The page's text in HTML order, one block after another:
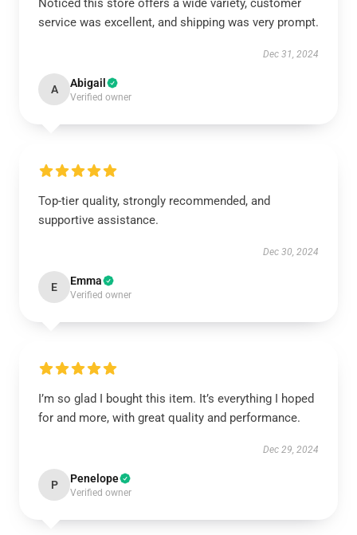
Noticed this store offers a wide variety, customer
service was excellent, and shipping was very prompt.
Dec 31, 2024
A Abigail
Verified owner
Top-tier quality, strongly recommended, and
supportive assistance.
Dec 30, 2024
E Emma
Verified owner
I’m so glad I bought this item. It’s everything I hoped
for and more, with great quality and performance.
Dec 29, 2024
P Penelope
Verified owner